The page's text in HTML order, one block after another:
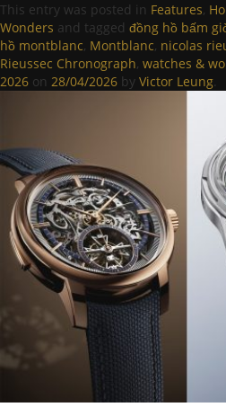
This entry was posted in Features,
Wonders and tagged đồng hồ bấm
hồ montblanc, Montblanc, nicolas
Rieussec Chronograph, watches &
2026 on 28/04/2026 by Victor Leung.